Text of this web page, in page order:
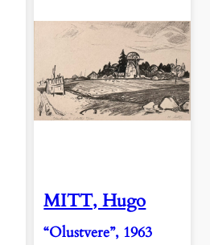
MITT, Hugo
“Olustvere”, 1963